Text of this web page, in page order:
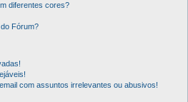
diferentes cores?
Fórum?
com assuntos irrelevantes ou abusivos!